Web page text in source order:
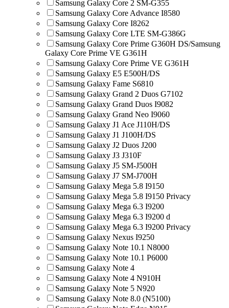
Samsung Galaxy Core 2 SM-G355
Samsung Galaxy Core Advance I8580
Samsung Galaxy Core I8262
Samsung Galaxy Core LTE SM-G386G
Samsung Galaxy Core Prime G360H DS/Samsung
Galaxy Core Prime VE G361H
Samsung Galaxy Core Prime VE G361H
Samsung Galaxy E5 E500H/DS
Samsung Galaxy Fame S6810
Samsung Galaxy Grand 2 Duos G7102
Samsung Galaxy Grand Duos I9082
Samsung Galaxy Grand Neo I9060
Samsung Galaxy J1 Ace J110H/DS
Samsung Galaxy J1 J100H/DS
Samsung Galaxy J2 Duos J200
Samsung Galaxy J3 J310F
Samsung Galaxy J5 SM-J500H
Samsung Galaxy J7 SM-J700H
Samsung Galaxy Mega 5.8 I9150
Samsung Galaxy Mega 5.8 I9150 Privacy
Samsung Galaxy Mega 6.3 I9200
Samsung Galaxy Mega 6.3 I9200 d
Samsung Galaxy Mega 6.3 I9200 Privacy
Samsung Galaxy Nexus I9250
Samsung Galaxy Note 10.1 N8000
Samsung Galaxy Note 10.1 P6000
Samsung Galaxy Note 4
Samsung Galaxy Note 4 N910H
Samsung Galaxy Note 5 N920
Samsung Galaxy Note 8.0 (N5100)